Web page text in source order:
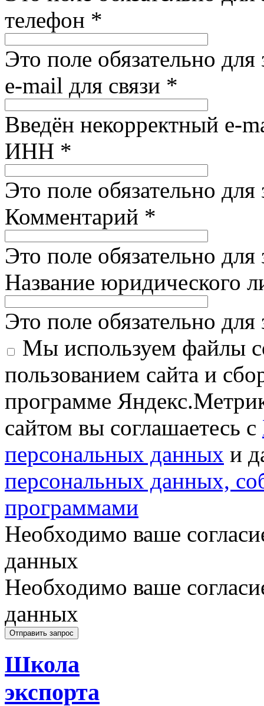
телефон *
Это поле обязательно для
e-mail для связи *
Введён некорректный e-
ИНН *
Это поле обязательно для
Комментарий *
Это поле обязательно для
Название юридического
Это поле обязательно для
Мы используем файлы
пользованием сайта и
программе
сайтом вы соглашаетесь с
персональных данных и
персональных данных,
программами
Необходимо ваше
данных
Необходимо ваше
данных
Школа
экспорта